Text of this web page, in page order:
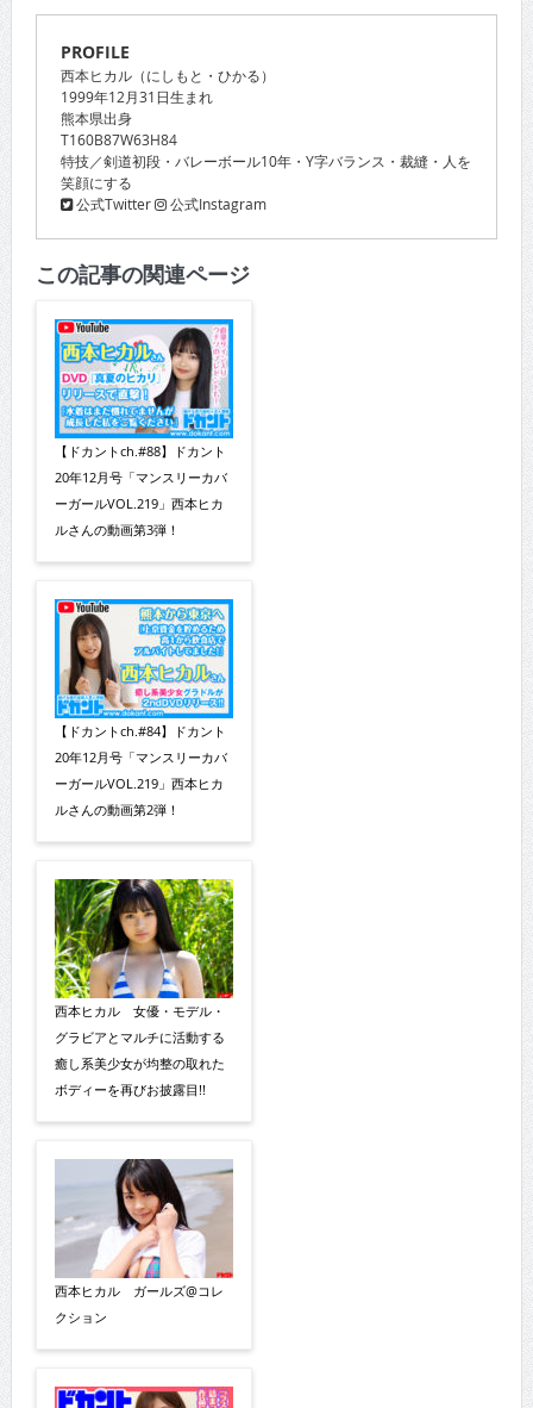
PROFILE
西本ヒカル（にしもと・ひかる）
1999年12月31日生まれ
熊本県出身
T160B87W63H84
特技／剣道初段・バレーボール10年・Y字バランス・裁縫・人を
笑顔にする
公式Twitter
公式Instagram
この記事の関連ページ
【ドカントch.#88】ドカント
20年12月号「マンスリーカバ
ーガールVOL.219」西本ヒカ
ルさんの動画第3弾！
【ドカントch.#84】ドカント
20年12月号「マンスリーカバ
ーガールVOL.219」西本ヒカ
ルさんの動画第2弾！
西本ヒカル 女優・モデル・
グラビアとマルチに活動する
癒し系美少女が均整の取れた
ボディーを再びお披露目!!
西本ヒカル ガールズ@コレ
クション